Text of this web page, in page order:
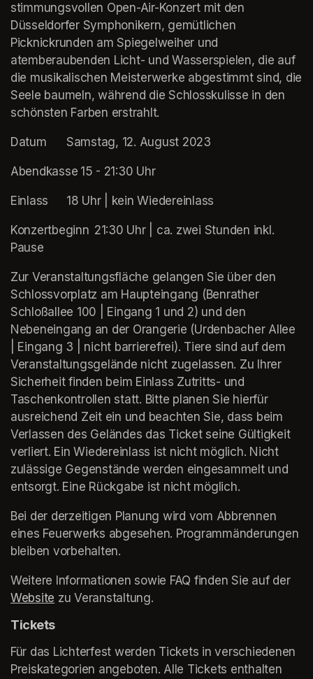
stimmungsvollen Open-Air-Konzert mit den
Düsseldorfer Symphonikern, gemütlichen
Picknickrunden am Spiegelweiher und
atemberaubenden Licht- und Wasserspielen, die auf
die musikalischen Meisterwerke abgestimmt sind, die
Seele baumeln, während die Schlosskulisse in den
schönsten Farben erstrahlt.
Datum		Samstag, 12. August 2023
Abendkasse	15 - 21:30 Uhr
Einlass		18 Uhr | kein Wiedereinlass
Konzertbeginn	21:30 Uhr | ca. zwei Stunden inkl.
Pause
Zur Veranstaltungsfläche gelangen Sie über den
Schlossvorplatz am Haupteingang (Benrather
Schloßallee 100 | Eingang 1 und 2) und den
Nebeneingang an der Orangerie (Urdenbacher Allee
| Eingang 3 | nicht barrierefrei). Tiere sind auf dem
Veranstaltungsgelände nicht zugelassen. Zu Ihrer
Sicherheit finden beim Einlass Zutritts- und
Taschenkontrollen statt. Bitte planen Sie hierfür
ausreichend Zeit ein und beachten Sie, dass beim
Verlassen des Geländes das Ticket seine Gültigkeit
verliert. Ein Wiedereinlass ist nicht möglich. Nicht
zulässige Gegenstände werden eingesammelt und
entsorgt. Eine Rückgabe ist nicht möglich.
Bei der derzeitigen Planung wird vom Abbrennen
eines Feuerwerks abgesehen. Programmänderungen
bleiben vorbehalten.
Weitere Informationen sowie FAQ finden Sie auf der
Website (opens in a new tab)
zu Veranstaltung.
Tickets
Für das Lichterfest werden Tickets in verschiedenen
Preiskategorien angeboten. Alle Tickets enthalten